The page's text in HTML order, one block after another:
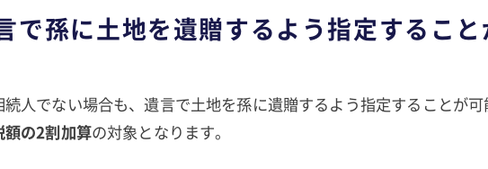
で孫に土地を遺贈するよう指定すること
人でない場合も、遺言で土地を孫に遺贈するよう指定することが
額の2割加算の対象となります。